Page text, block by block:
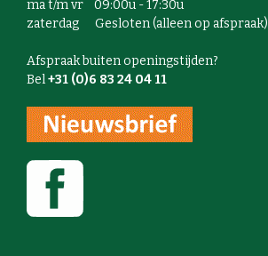
ma t/m vr 09:00u - 17:30u
zaterdag Gesloten (alleen op afspraak)
Afspraak buiten openingstijden?
Bel+31 (0)6 83 24 04 11